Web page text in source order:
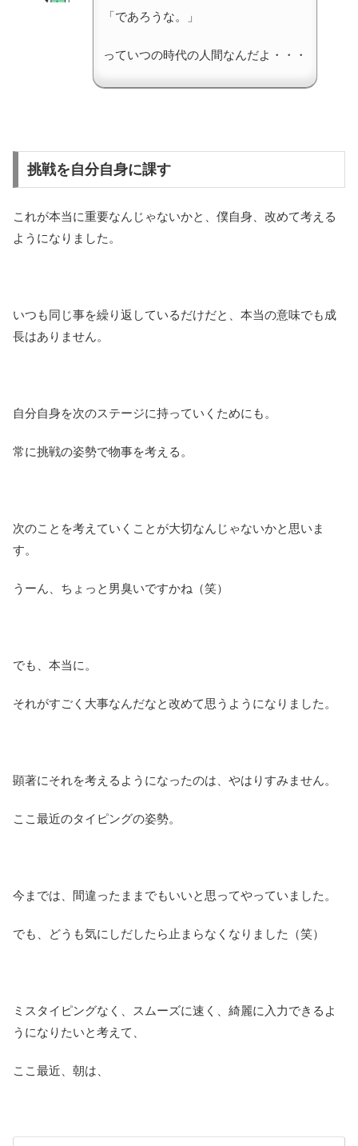
「であろうな。」
っていつの時代の人間なんだよ・・・
挑戦を自分自身に課す
これが本当に重要なんじゃないかと、僕自身、改めて考える
ようになりました。
いつも同じ事を繰り返しているだけだと、本当の意味でも成
長はありません。
自分自身を次のステージに持っていくためにも。
常に挑戦の姿勢で物事を考える。
次のことを考えていくことが大切なんじゃないかと思いま
す。
うーん、ちょっと男臭いですかね（笑）
でも、本当に。
それがすごく大事なんだなと改めて思うようになりました。
顕著にそれを考えるようになったのは、やはりすみません。
ここ最近のタイピングの姿勢。
今までは、間違ったままでもいいと思ってやっていました。
でも、どうも気にしだしたら止まらなくなりました（笑）
ミスタイピングなく、スムーズに速く、綺麗に入力できるよ
うになりたいと考えて、
ここ最近、朝は、